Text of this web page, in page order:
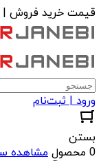
قیمت خرید فروش |
ورود | ثبت‌نام
بستن
0 محصول
مشاهده